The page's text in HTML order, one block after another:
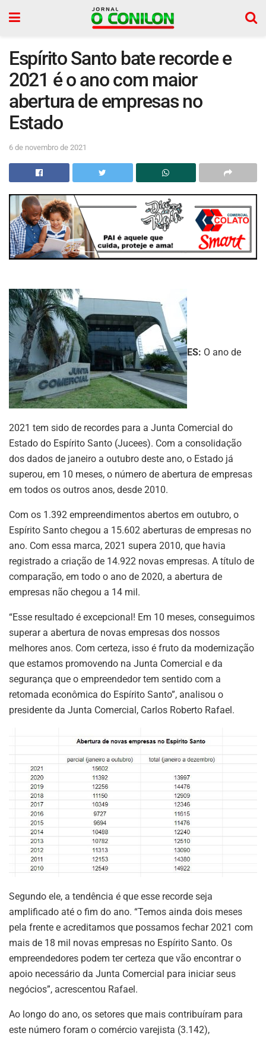
Espírito Santo bate recorde e
2021 é o ano com maior
abertura de empresas no
Estado
6 de novembro de 2021
ES: O ano de
2021 tem sido de recordes para a Junta Comercial do
Estado do Espírito Santo (Jucees). Com a consolidação
dos dados de janeiro a outubro deste ano, o Estado já
superou, em 10 meses, o número de abertura de empresas
em todos os outros anos, desde 2010.
Com os 1.392 empreendimentos abertos em outubro, o
Espírito Santo chegou a 15.602 aberturas de empresas no
ano. Com essa marca, 2021 supera 2010, que havia
registrado a criação de 14.922 novas empresas. A título de
comparação, em todo o ano de 2020, a abertura de
empresas não chegou a 14 mil.
“Esse resultado é excepcional! Em 10 meses, conseguimos
superar a abertura de novas empresas dos nossos
melhores anos. Com certeza, isso é fruto da modernização
que estamos promovendo na Junta Comercial e da
segurança que o empreendedor tem sentido com a
retomada econômica do Espírito Santo”, analisou o
presidente da Junta Comercial, Carlos Roberto Rafael.
Segundo ele, a tendência é que esse recorde seja
amplificado até o fim do ano. “Temos ainda dois meses
pela frente e acreditamos que possamos fechar 2021 com
mais de 18 mil novas empresas no Espírito Santo. Os
empreendedores podem ter certeza que vão encontrar o
apoio necessário da Junta Comercial para iniciar seus
negócios”, acrescentou Rafael.
Ao longo do ano, os setores que mais contribuíram para
este número foram o comércio varejista (3.142),